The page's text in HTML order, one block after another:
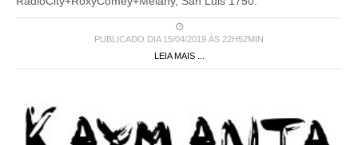
PUBLICADO DIA 15/04/2019 ÀS 22H52MIN
LEIA MAIS ...